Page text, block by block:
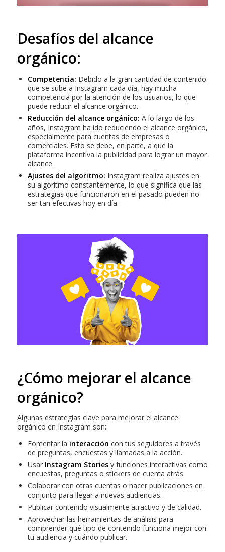
Desafíos del alcance
orgánico:
Competencia: Debido a la gran cantidad de contenido
que se sube a Instagram cada día, hay mucha
competencia por la atención de los usuarios, lo que
puede reducir el alcance orgánico.
Reducción del alcance orgánico: A lo largo de los
años, Instagram ha ido reduciendo el alcance orgánico,
especialmente para cuentas de empresas o
comerciales. Esto se debe, en parte, a que la
plataforma incentiva la publicidad para lograr un mayor
alcance.
Ajustes del algoritmo: Instagram realiza ajustes en
su algoritmo constantemente, lo que significa que las
estrategias que funcionaron en el pasado pueden no
ser tan efectivas hoy en día.
¿Cómo mejorar el alcance
orgánico?
Algunas estrategias clave para mejorar el alcance
orgánico en Instagram son:
Fomentar la interacción con tus seguidores a través
de preguntas, encuestas y llamadas a la acción.
Usar Instagram Storiesy funciones interactivas como
encuestas, preguntas o stickers de cuenta atrás.
Colaborar con otras cuentas o hacer publicaciones en
conjunto para llegar a nuevas audiencias.
Publicar contenido visualmente atractivo y de calidad.
Aprovechar las herramientas de análisis para
comprender qué tipo de contenido funciona mejor con
tu audiencia y cuándo publicar.